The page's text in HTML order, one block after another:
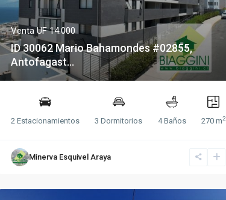
VentaUF 14.000
ID 30062 Mario Bahamondes #02855,
Antofagast...
2 Estacionamientos 3 Dormitorios 4 Baños 270 m2
Minerva Esquivel Araya